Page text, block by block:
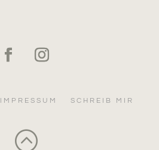
IMPRESSUM SCHREIB MIR
: